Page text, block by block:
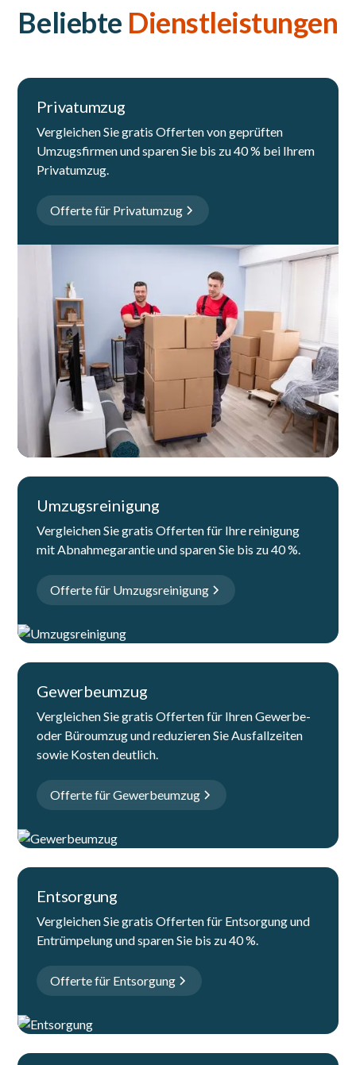
Beliebte Dienstleistungen
Privatumzug
Vergleichen Sie gratis Offerten von geprüften
Umzugsfirmen und sparen Sie bis zu 40 % bei Ihrem
Privatumzug.
Offerte für Privatumzug
Umzugsreinigung
Vergleichen Sie gratis Offerten für Ihre reinigung
mit Abnahmegarantie und sparen Sie bis zu 40 %.
Offerte für Umzugsreinigung
Gewerbeumzug
Vergleichen Sie gratis Offerten für Ihren Gewerbe-
oder Büroumzug und reduzieren Sie Ausfallzeiten
sowie Kosten deutlich.
Offerte für Gewerbeumzug
Entsorgung
Vergleichen Sie gratis Offerten für Entsorgung und
Entrümpelung und sparen Sie bis zu 40 %.
Offerte für Entsorgung